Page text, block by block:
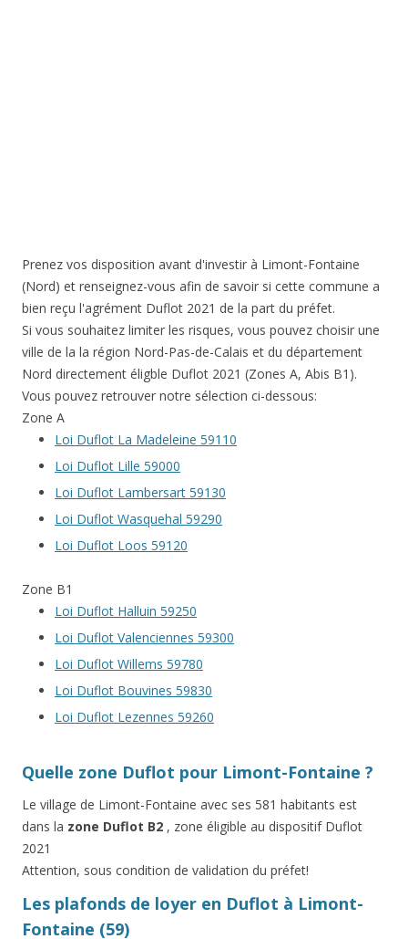
Prenez vos disposition avant d'investir à Limont-Fontaine
(Nord) et renseignez-vous afin de savoir si cette commune a
bien reçu l'agrément Duflot 2021 de la part du préfet.
Si vous souhaitez limiter les risques, vous pouvez choisir une
ville de la la région Nord-Pas-de-Calais et du département
Nord directement éligble Duflot 2021 (Zones A, Abis B1).
Vous pouvez retrouver notre sélection ci-dessous:
Zone A
Loi Duflot La Madeleine 59110
Loi Duflot Lille 59000
Loi Duflot Lambersart 59130
Loi Duflot Wasquehal 59290
Loi Duflot Loos 59120
Zone B1
Loi Duflot Halluin 59250
Loi Duflot Valenciennes 59300
Loi Duflot Willems 59780
Loi Duflot Bouvines 59830
Loi Duflot Lezennes 59260
Quelle zone Duflot pour Limont-Fontaine ?
Le village de Limont-Fontaine avec ses 581 habitants est
dans la zone Duflot B2 , zone éligible au dispositif Duflot
2021
Attention, sous condition de validation du préfet!
Les plafonds de loyer en Duflot à Limont-
Fontaine (59)